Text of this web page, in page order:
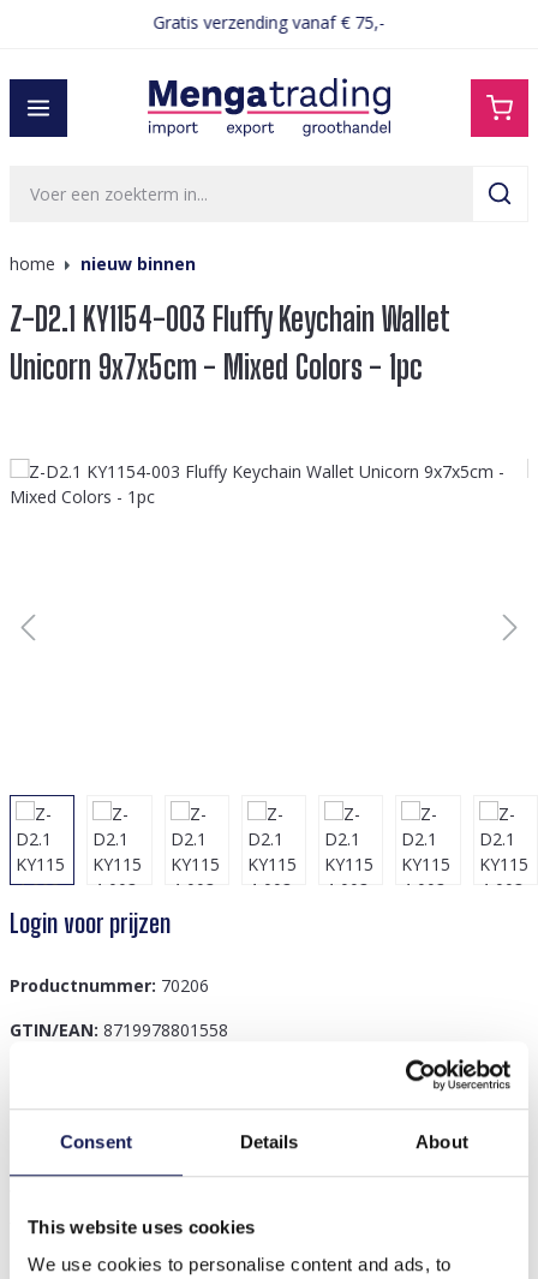
Consent Details About
This website uses cookies
We use cookies to personalise content and ads, to
Gratis verzending vanaf € 75,-
home nieuw binnen
Z-D2.1 KY1154-003 Fluffy Keychain Wallet
Unicorn 9x7x5cm - Mixed Colors - 1pc
Afbeeldingengalerij overslaan
Login voor prijzen
Productnummer: 70206
GTIN/EAN: 8719978801558
Maak kennis met de Z-D2.1 KY1154-003 Fluffy Keychain
functionaliteit combineert…